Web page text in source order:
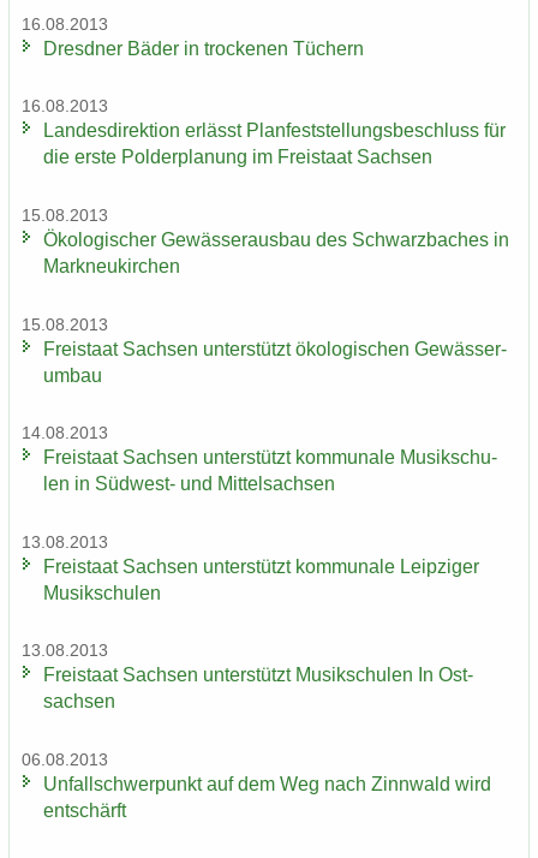
16.08.2013
Dresd­ner Bäder in tro­cke­nen Tü­chern
16.08.2013
Lan­des­di­rek­ti­on er­lässt Plan­fest­stel­lungs­be­schluss für
die erste Pol­der­pla­nung im Frei­staat Sach­sen
15.08.2013
Öko­lo­gi­scher Ge­wäs­ser­aus­bau des Schwarz­ba­ches in
Mark­neu­kir­chen
15.08.2013
Frei­staat Sach­sen un­ter­stützt öko­lo­gi­schen Ge­wäs­ser­
um­bau
14.08.2013
Frei­staat Sach­sen un­ter­stützt kom­mu­na­le Mu­sik­schu­
len in Südwest-​ und Mit­tel­sach­sen
13.08.2013
Frei­staat Sach­sen un­ter­stützt kom­mu­na­le Leip­zi­ger
Mu­sik­schu­len
13.08.2013
Frei­staat Sach­sen un­ter­stützt Mu­sik­schu­len In Ost­
sach­sen
06.08.2013
Un­fall­schwer­punkt auf dem Weg nach Zinn­wald wird
ent­schärft